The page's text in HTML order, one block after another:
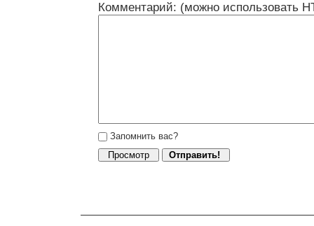
Комментарий: (можно использовать
Запомнить вас?